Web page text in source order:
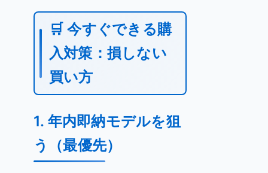
🛒 今すぐできる購
入対策：損しない
買い方
1. 年内即納モデルを狙
う（最優先）